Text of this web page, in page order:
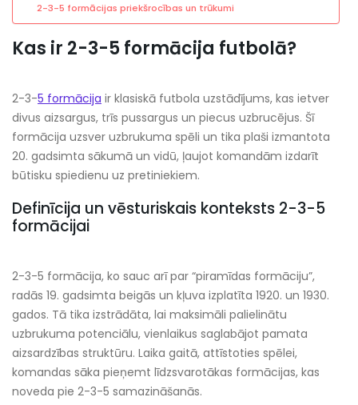
2-3-5 formācijas priekšrocības un trūkumi
Kas ir 2-3-5 formācija futbolā?
2-3-5 formācija ir klasiskā futbola uzstādījums, kas ietver
divus aizsargus, trīs pussargus un piecus uzbrucējus. Šī
formācija uzsver uzbrukuma spēli un tika plaši izmantota
20. gadsimta sākumā un vidū, ļaujot komandām izdarīt
būtisku spiedienu uz pretiniekiem.
Definīcija un vēsturiskais konteksts 2-3-5
formācijai
2-3-5 formācija, ko sauc arī par “piramīdas formāciju”,
radās 19. gadsimta beigās un kļuva izplatīta 1920. un 1930.
gados. Tā tika izstrādāta, lai maksimāli palielinātu
uzbrukuma potenciālu, vienlaikus saglabājot pamata
aizsardzības struktūru. Laika gaitā, attīstoties spēlei,
komandas sāka pieņemt līdzsvarotākas formācijas, kas
noveda pie 2-3-5 samazināšanās.